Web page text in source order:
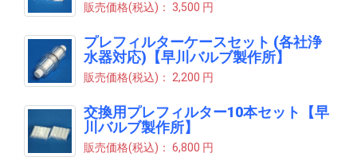
販売価格(税込)： 3,500 円
プレフィルターケースセット (各社浄
水器対応)【早川バルブ製作所】
販売価格(税込)： 2,200 円
交換用プレフィルター10本セット【早
川バルブ製作所】
販売価格(税込)： 6,800 円